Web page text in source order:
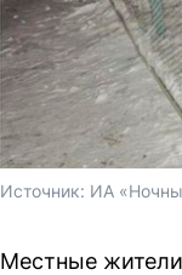
Источник: ИА
Местные